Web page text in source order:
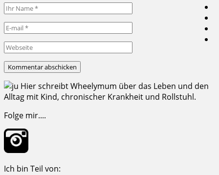
Hier schreibt Wheelymum über das Leben und den
Alltag mit Kind, chronischer Krankheit und Rollstuhl.
Folge mir....
Ich bin Teil von: